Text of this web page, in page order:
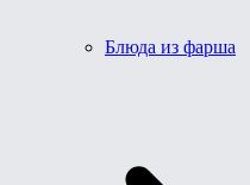
Блюда из фарша